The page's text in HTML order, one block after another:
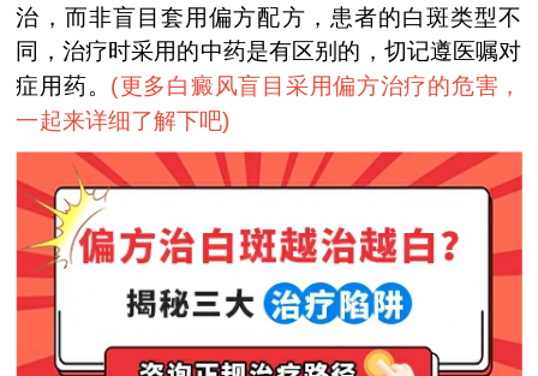
治，而非盲目套用偏方配方，患者的白斑类型不
同，治疗时采用的中药是有区别的，切记遵医嘱对
症用药。 (更多白癜风盲目采用偏方治疗的危害，
一起来详细了解下吧)